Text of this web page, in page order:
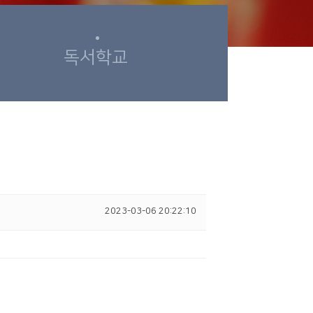
독서학교
2023-03-06 20:22:10